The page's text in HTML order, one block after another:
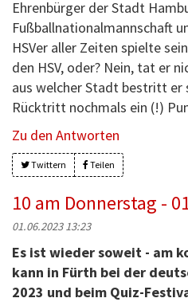
Ehrenbürger der Stadt
Fußballnationalmannschaft
HSVer aller Zeiten spielte
den HSV, oder? Nein, tat er
aus welcher Stadt bestritt er
Rücktritt nochmals ein (!)
Zu den Antworten
Twittern Teilen
10 am Donnerstag -
01.06.2023 13:23
Es ist wieder soweit - am
kann in Fürth bei der
2023 und beim Quiz-